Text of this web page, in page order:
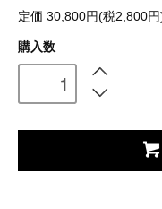
定価 30,800円(税2,800円
購入数